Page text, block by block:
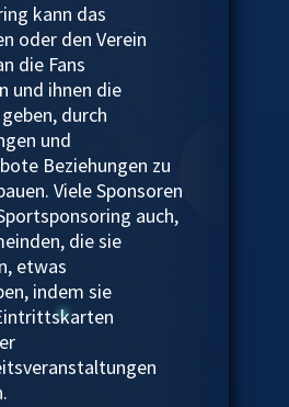
kann das
oder den Verein
die Fans
und ihnen die
durch
und
Beziehungen zu
Viele Sponsoren
auch,
die sie
etwas
indem sie